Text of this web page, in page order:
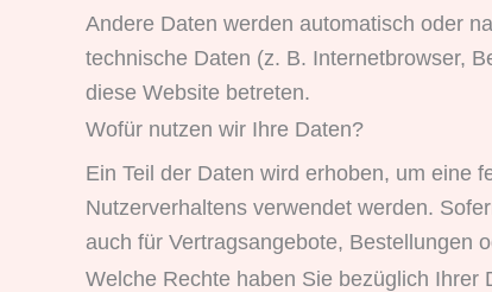
Andere Daten werden automatisch oder
technische Daten (z. B. Internetbrowser,
diese Website betreten.
Wofür nutzen wir Ihre Daten?
Ein Teil der Daten wird erhoben, um eine
Nutzerverhaltens verwendet werden.
auch für Vertragsangebote, Bestellungen
Welche Rechte haben Sie bezüglich Ihrer